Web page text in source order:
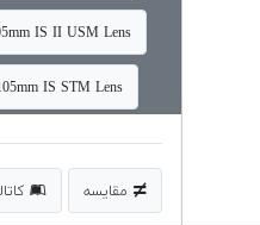
IS II USM Lens
IS STM Lens
مقایسه